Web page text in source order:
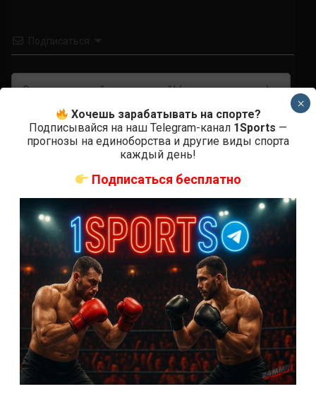
СВЕЖИЕ ЗАПИСИ
ACA 200 прямая трансляция
Марафон боев UFC 325 прямая трансляция
UFC 324 прямая трансляция
Хочешь зарабатывать на спорте?
Подписывайся на наш Telegram-канал 1Sports —
прогнозы на единоборства и другие виды спорта
каждый день!
Подписаться бесплатно
×